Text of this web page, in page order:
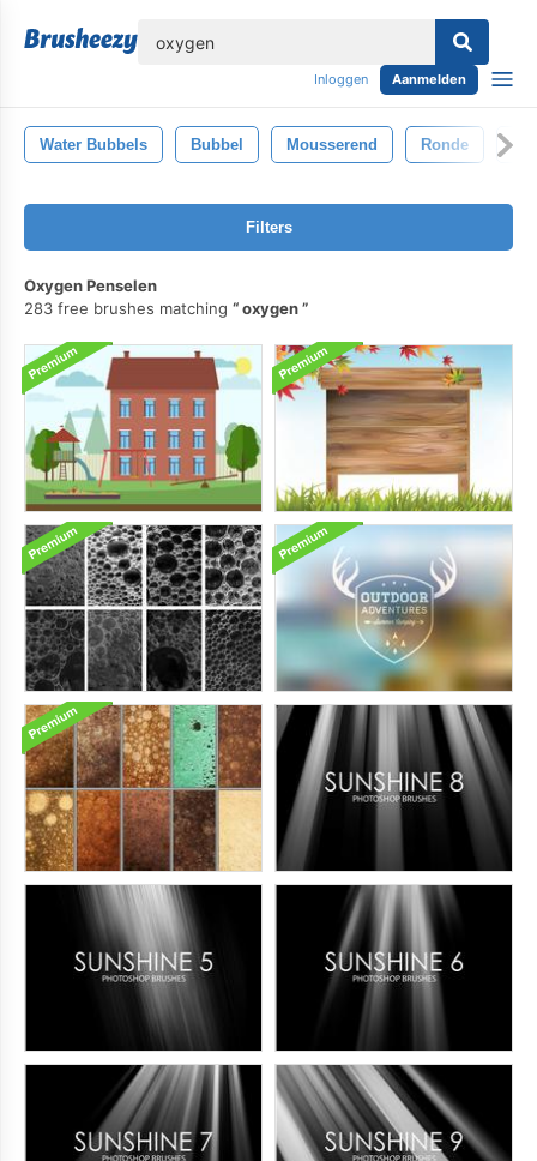
Inloggen Aanmelden
Water Bubbels Bubbel Mousserend Ronde
Filters
Oxygen Penselen
283 free brushes matching
oxygen